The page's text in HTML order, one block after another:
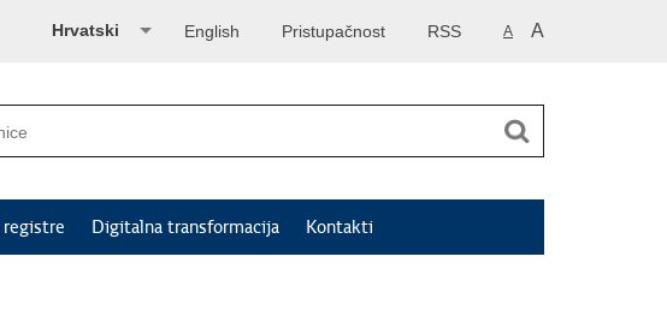
A A
RSS
Pristupačnost
English
Hrvatski
Digitalna transformacija Kontakti